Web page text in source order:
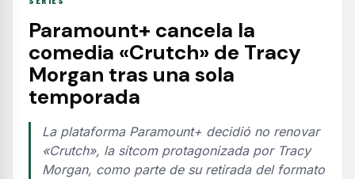
Paramount+ cancela la
comedia «Crutch» de Tracy
Morgan tras una sola
temporada
La plataforma Paramount+ decidió no renovar
«Crutch», la sitcom protagonizada por Tracy
Morgan, como parte de su retirada del formato